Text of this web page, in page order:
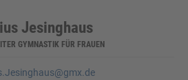
Jesinghaus
GYMNASTIK FÜR FRAUEN